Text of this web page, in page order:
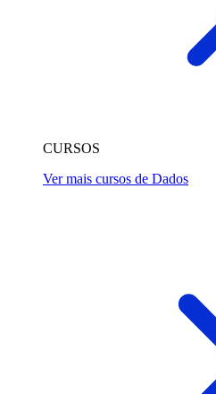
CURSOS
Ver mais cursos de Dados